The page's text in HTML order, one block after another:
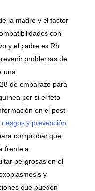
la madre y el factor
con
y el padre es Rh
problemas de
una
de embarazo para
por si el feto
en el post
y prevención.
comprobar que
frente a
peligrosas en el
y
que pueden